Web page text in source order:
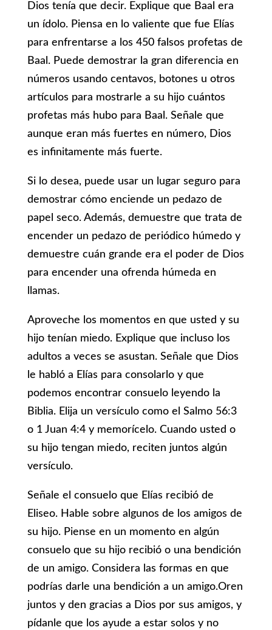
Dios tenía que decir. Explique que Baal era
un ídolo. Piensa en lo valiente que fue Elías
para enfrentarse a los 450 falsos profetas de
Baal. Puede demostrar la gran diferencia en
números usando centavos, botones u otros
artículos para mostrarle a su hijo cuántos
profetas más hubo para Baal. Señale que
aunque eran más fuertes en número, Dios
es infinitamente más fuerte.
Si lo desea, puede usar un lugar seguro para
demostrar cómo enciende un pedazo de
papel seco. Además, demuestre que trata de
encender un pedazo de periódico húmedo y
demuestre cuán grande era el poder de Dios
para encender una ofrenda húmeda en
llamas.
Aproveche los momentos en que usted y su
hijo tenían miedo. Explique que incluso los
adultos a veces se asustan. Señale que Dios
le habló a Elías para consolarlo y que
podemos encontrar consuelo leyendo la
Biblia. Elija un versículo como el Salmo 56:3
o 1 Juan 4:4 y memorícelo. Cuando usted o
su hijo tengan miedo, reciten juntos algún
versículo.
Señale el consuelo que Elías recibió de
Eliseo. Hable sobre algunos de los amigos de
su hijo. Piense en un momento en algún
consuelo que su hijo recibió o una bendición
de un amigo. Considera las formas en que
podrías darle una bendición a un amigo.Oren
juntos y den gracias a Dios por sus amigos, y
pídanle que los ayude a estar solos y no